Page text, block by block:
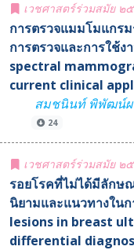
เวชศาสตร์ร่วมสมัย ๒
การตรวจแมมโมแกร
การตรวจและการใช้
spectral
current clinical
สมชนินท์ พิพัฒน์ผ
24
เวชศาสตร์ร่วมสมัย ๒
รอยโรคที่ไม่ได้มีลักษ
นิยามและแนวทางใน
lesions in breast
differential